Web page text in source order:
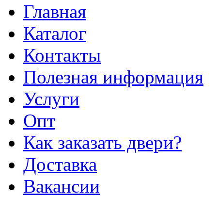
Главная
Каталог
Контакты
Полезная информация
Услуги
Опт
Как заказать двери?
Доставка
Вакансии